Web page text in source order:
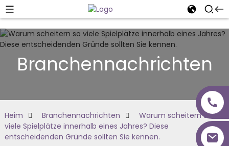
Branchennachrichten
Heim Branchennachrichten
Warum scheitern so
viele Spielplätze innerhalb eines Jahres? Diese
entscheidenden Gründe sollten Sie kennen.